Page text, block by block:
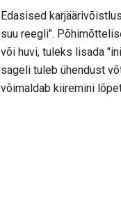
Edasised
suu reegli".
või huvi, tuleks lisada
sageli tuleb ühendust
võimaldab kiiremini